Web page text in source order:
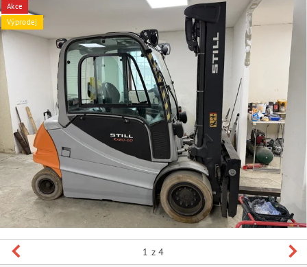
Akce
Výprodej
1 z 4